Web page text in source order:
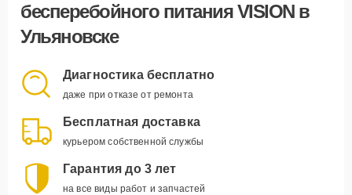
бесперебойного питания VISION в
Ульяновске
Диагностика бесплатно
даже при отказе от ремонта
Бесплатная доставка
курьером собственной службы
Гарантия до 3 лет
на все виды работ и запчастей